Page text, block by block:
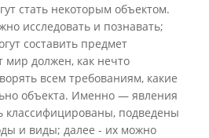
стать некоторым объектом.
исследовать и познавать;
составить предмет
мир должен, как нечто
всем требованиям, какие
объекта. Именно — явления
классифицированы, подведены
и виды; далее - их можно